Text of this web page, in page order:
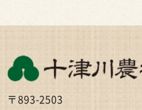
〒893-2503